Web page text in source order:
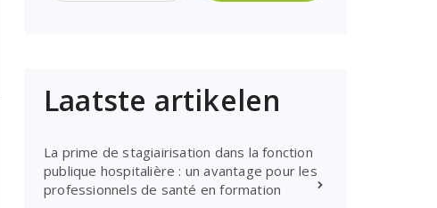
Laatste artikelen
La prime de stagiairisation dans la fonction
publique hospitalière : un avantage pour les
professionnels de santé en formation